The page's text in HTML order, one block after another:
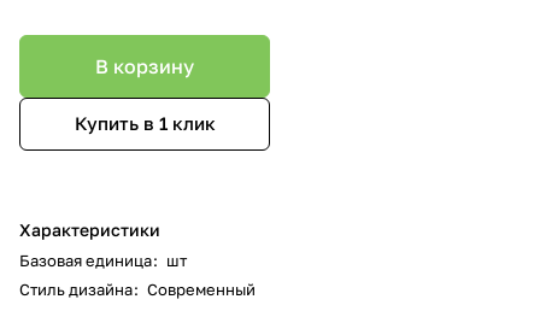
В корзину
Купить в 1 клик
Характеристики
Базовая единица: шт
Стиль дизайна: Современный